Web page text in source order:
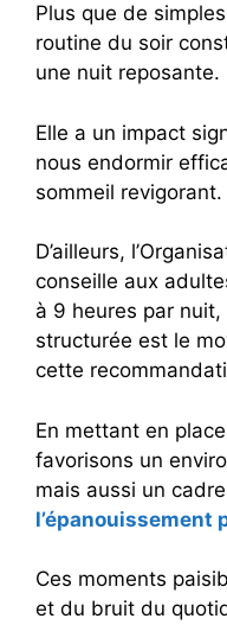
Plus que de
routine du soir
une nuit reposante.
Elle a un impact
nous endormir
sommeil revigorant.
D’ailleurs,
conseille aux
à 9 heures par
structurée est le
cette
En mettant en
favorisons un
mais aussi un
l’épanouissement
Ces moments
et du bruit du